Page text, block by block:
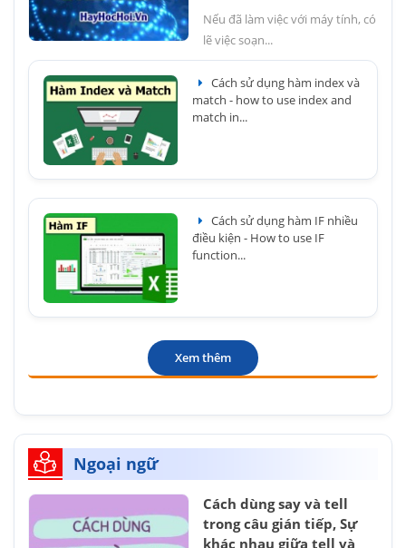
Nếu đã làm việc với máy tính, có
lẽ việc soạn...
Cách sử dụng hàm index và
match - how to use index and
match in...
Cách sử dụng hàm IF nhiều
điều kiện - How to use IF
function...
Xem thêm
Ngoại ngữ
Cách dùng say và tell
trong câu gián tiếp, Sự
khác nhau giữa tell và